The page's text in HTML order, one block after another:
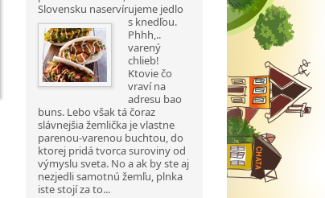
Slovensku naservírujeme jedlo
s knedľou.
Phhh,..
varený
chlieb!
Ktovie čo
vraví na
adresu bao
buns. Lebo však tá čoraz
slávnejšia žemlička je vlastne
parenou-varenou buchtou, do
ktorej pridá tvorca suroviny od
výmyslu sveta. No a ak by ste aj
nezjedli samotnú žemľu, plnka
iste stojí za to...